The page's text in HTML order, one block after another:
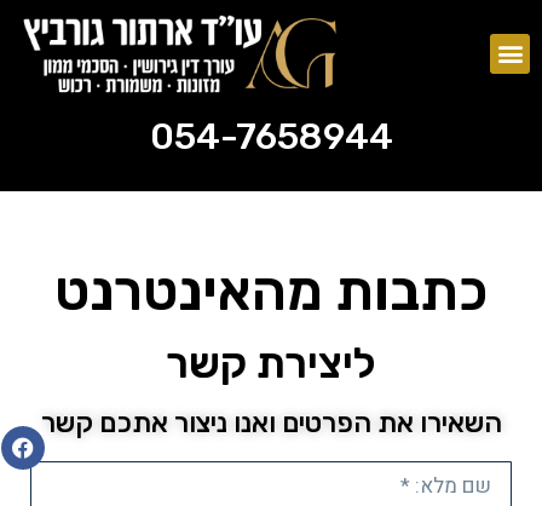
054-7658944
כתבות מהאינטרנט
ליצירת קשר
השאירו את הפרטים ואנו ניצור אתכם קשר